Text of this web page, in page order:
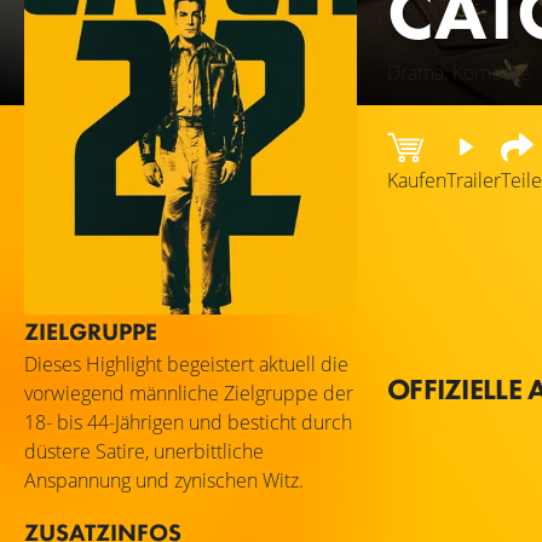
Drama, Komödie
ZIELGRUPPE
Dieses Highlight begeistert aktuell die
vorwiegend männliche Zielgruppe der
18- bis 44-Jährigen und besticht durch
düstere Satire, unerbittliche
Anspannung und zynischen Witz.
ZUSATZINFOS
KaufenTrailer
fliegen müssen,
genannt Catch-
nach Hause
OFFIZIELLE